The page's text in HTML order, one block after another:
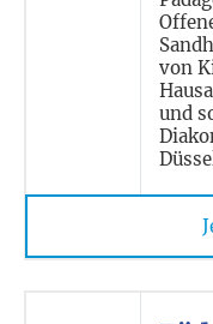
von
und